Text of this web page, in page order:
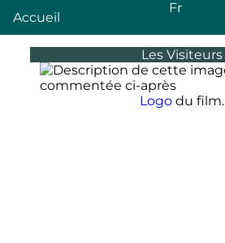
Accueil
Fr
Les Visiteurs
Logo du film.